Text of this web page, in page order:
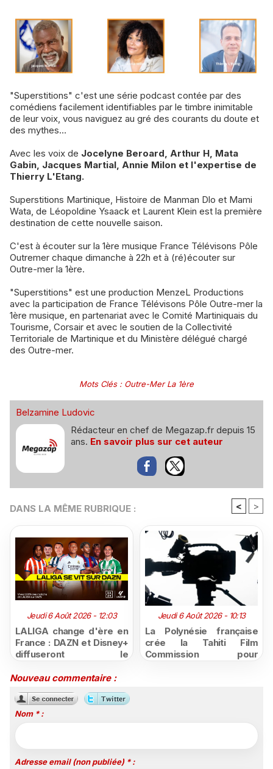
"Superstitions" c'est une série podcast contée par des
comédiens facilement identifiables par le timbre inimitable
de leur voix, vous naviguez au gré des courants du doute et
des mythes…
Avec les voix de Jocelyne Beroard, Arthur H, Mata
Gabin, Jacques Martial, Annie Milon et l'expertise de
Thierry L'Etang.
Superstitions Martinique, Histoire de Manman Dlo et Mami
Wata, de Léopoldine Ysaack et Laurent Klein est la première
destination de cette nouvelle saison.
C'est à écouter sur la 1ère musique France Télévisons Pôle
Outremer chaque dimanche à 22h et à (ré)écouter sur
Outre-mer la 1ère.
"Superstitions" est une production MenzeL Productions
avec la participation de France Télévisons Pôle Outre-mer la
1ère musique, en partenariat avec le Comité Martiniquais du
Tourisme, Corsair et avec le soutien de la Collectivité
Territoriale de Martinique et du Ministère délégué chargé
des Outre-mer.
Mots Clés: Outre-Mer La 1ère
Belzamine Ludovic
Rédacteur en chef de Megazap.fr depuis 15
ans. En savoir plus sur cet auteur
DANS LA MÊME RUBRIQUE : < >
Jeudi 6 Août 2026 - 12:03
LALIGA change d'ère en
France : DAZN et Disney+
diffuseront le
jusqu'en 2029, un revers
Jeudi 6 Août 2026 - 10:13
La Polynésie française
crée la Tahiti Film
Commission pour
Nouveau commentaire :
Nom * :
Adresse email (non publiée) * :